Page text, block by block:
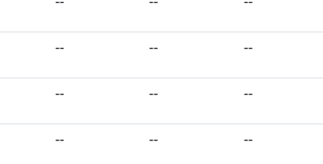
-- -- --
-- -- --
-- -- --